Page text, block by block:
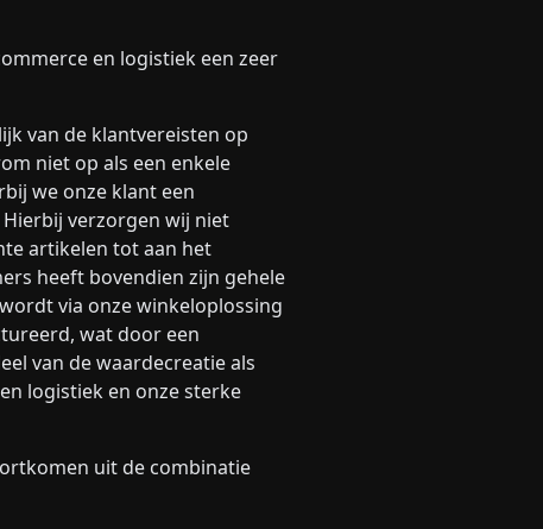
en logistiek een zeer
van de klantvereisten op
niet op als een enkele
we onze klant een
verzorgen wij niet
artikelen tot aan het
heeft bovendien zijn gehele
via onze winkeloplossing
wat door een
van de waardecreatie als
logistiek en onze sterke
uit de combinatie